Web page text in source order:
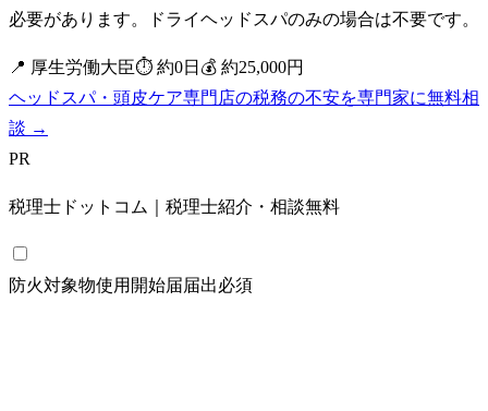
必要があります。ドライヘッドスパのみの場合は不要です。
📍 厚生労働大臣⏱ 約0日 💰 約25,000円
ヘッドスパ・頭皮ケア専門店の税務の不安を専門家に無料相
談 →
PR
税理士ドットコム｜税理士紹介・相談無料
防火対象物使用開始届届出必須